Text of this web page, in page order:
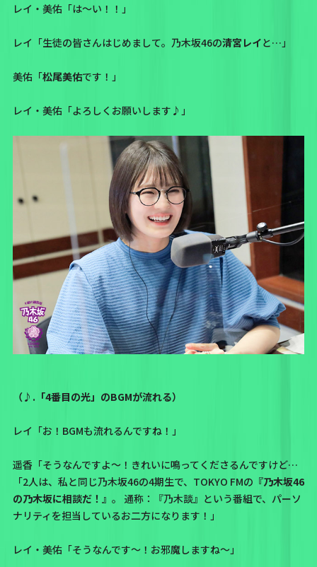
レイ・美佑「は〜い！！」
レイ「生徒の皆さんはじめまして。乃木坂46の清宮レイと…」
美佑「松尾美佑です！」
レイ・美佑「よろしくお願いします♪」
（♪.「4番目の光」のBGMが流れる）
レイ「お！BGMも流れるんですね！」
遥香「そうなんですよ〜！きれいに鳴ってくださるんですけど…
「2人は、私と同じ乃木坂46の4期生で、TOKYO FMの 『乃木坂46
の乃木坂に相談だ！』 。 通称： 『乃木談』 という番組で、パーソ
ナリティを担当しているお二方になります！」
レイ・美佑「そうなんです〜！お邪魔しますね〜」